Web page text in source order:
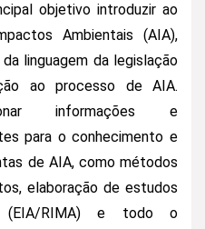
objetivo introduzir ao
Ambientais (AIA),
linguagem da legislação
ao processo de AIA.
informações e
para o conhecimento e
de AIA, como métodos
elaboração de estudos
(EIA/RIMA) e todo o